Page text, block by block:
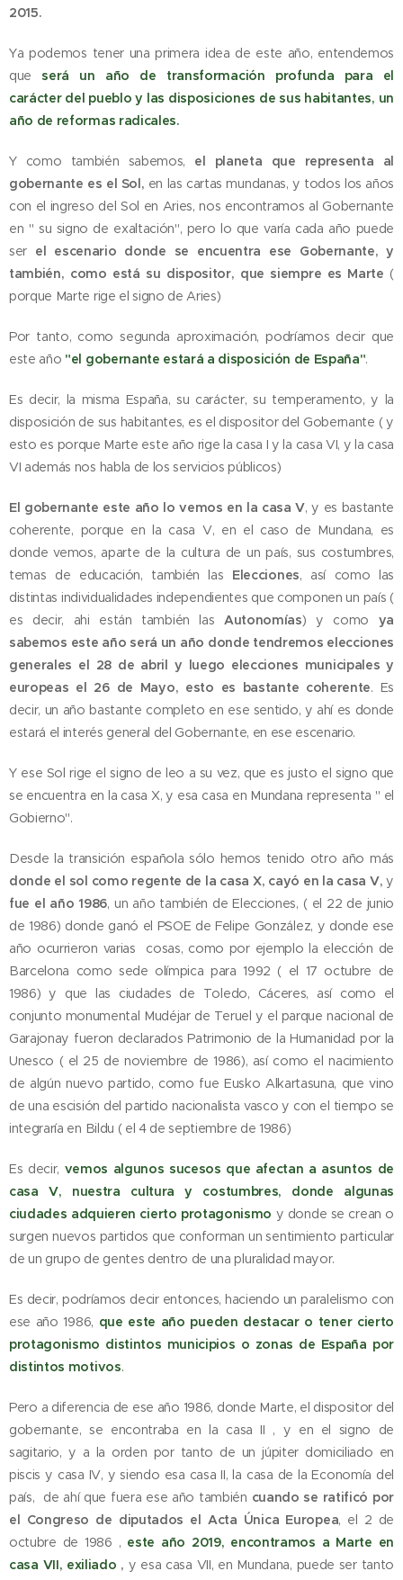
2015.
Ya podemos tener una primera idea de este año, entendemos
queserá un año de transformación profunda para el
carácter del puebloy las disposiciones de sus habitantes, un
año de reformas radicales.
Y como también sabemos, el planeta que representa al
gobernante es el Sol, en las cartas mundanas, y todos los años
con el ingreso del Sol en Aries, nos encontramos al Gobernante
en " su signo de exaltación", pero lo que varía cada año puede
ser el escenario donde se encuentra ese Gobernante, y
también, como está su dispositor, que siempre es Marte (
porque Marte rige el signo de Aries)
Por tanto, como segunda aproximación, podríamos decir que
este año "el gobernante estará a disposición de España".
Es decir, la misma España, su carácter, su temperamento, y la
disposición de sus habitantes, es el dispositor del Gobernante ( y
esto es porque Marte este año rige la casa I y la casa VI, y la casa
VI además nos habla de los servicios públicos)
El gobernante este año lo vemos en la casa V, y es bastante
coherente, porque en la casa V, en el caso de Mundana, es
donde vemos, aparte de la cultura de un país, sus costumbres,
temas de educación, también las Elecciones, así como las
distintas individualidades independientes que componen un país (
es decir, ahi están también lasAutonomías) y como ya
sabemos este año será un año donde tendremos elecciones
generales el 28 de abril y luego elecciones municipales y
europeas el 26 de Mayo, esto es bastante coherente. Es
decir, un año bastante completo en ese sentido, y ahí es donde
estará el interés general del Gobernante, en ese escenario.
Y ese Sol rige el signo de leo a su vez, que es justo el signo que
se encuentra en la casa X, y esa casa en Mundana representa " el
Gobierno".
Desde la transición española sólo hemos tenido otro año más
donde el sol como regente de la casa X, cayó en la casa V, y
fue el año 1986, un año también de Elecciones, ( el 22 de junio
de 1986) donde ganó el PSOE de Felipe González, y donde ese
año ocurrieron varias cosas, como por ejemplo la elección de
Barcelona como sede olímpica para 1992 ( el 17 octubre de
1986) y que las ciudades de Toledo, Cáceres, así como el
conjunto monumental Mudéjar de Teruel y el parque nacional de
Garajonay fueron declarados Patrimonio de la Humanidad por la
Unesco ( el 25 de noviembre de 1986), así como el nacimiento
de algún nuevo partido, como fue Eusko Alkartasuna, que vino
de una escisión del partido nacionalista vasco y con el tiempo se
integraría en Bildu ( el 4 de septiembre de 1986)
Es decir, vemos algunos sucesos que afectan a asuntos de
casa V, nuestra cultura y costumbres, donde algunas
ciudades adquieren cierto protagonismo y donde se crean o
surgen nuevos partidos que conforman un sentimiento particular
de un grupo de gentes dentro de una pluralidad mayor.
Es decir, podríamos decir entonces, haciendo un paralelismo con
ese año 1986, que este año pueden destacar o tener cierto
protagonismo distintos municipios o zonas de España por
distintos motivos.
Pero a diferencia de ese año 1986, donde Marte, el dispositor del
gobernante, se encontraba en la casa II , y en el signo de
sagitario, y a la orden por tanto de un júpiter domiciliado en
piscis y casa IV, y siendo esa casa II, la casa de la Economía del
país, de ahí que fuera ese año también cuando se ratificó por
el Congreso de diputados el Acta Única Europea, el 2 de
octubre de 1986 , este año 2019, encontramos a Marte en
casa VII, exiliado , y esa casa VII, en Mundana, puede ser tanto